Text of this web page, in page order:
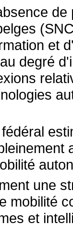
et
degré
une
mobilité
et